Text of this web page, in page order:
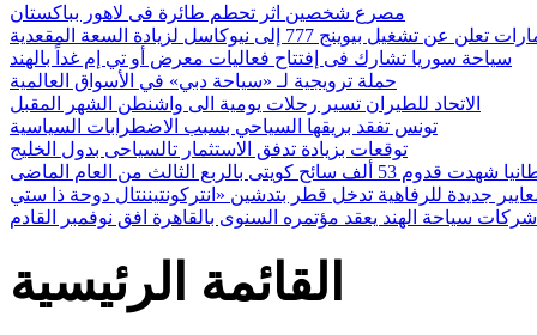
مصرع شخصين اثر تحطم طائرة فى لاهور بباكستان
تشغيل بيوينج 777 إلى نيوكاسل لزيادة السعة المقعدية
سياحة سوريا تشارك فى إفتتاح فعاليات معرض أو تي إم غداً بالهند
حملة ترويجية لـ «سياحة دبي» في الأسواق العالمية
الاتحاد للطيران تسير رحلات يومية الى واشنطن الشهر المقبل
تونس تفقد بريقها السياحي بسبب الاضطرابات السياسية
توقعات بزيادة تدفق الاستثمار تالسياحى بدول الخليج
قدوم 53 ألف سائح كويتى بالربع الثالث من العام الماضى
شركات سياحة الهند يعقد مؤتمره السنوى بالقاهرة افق نوفمبر القادم
القائمة الرئيسية